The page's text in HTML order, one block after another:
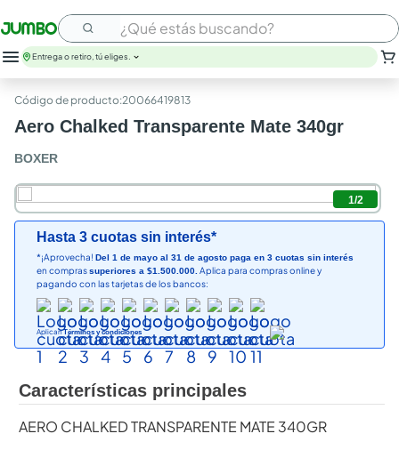
¿Qué estás buscando?
Entrega o retiro, tú eliges.
:20066419813
Aero Chalked Transparente Mate 340gr
BOXER
1/2
Hasta 3 cuotas sin interés*
*¡Aprovecha! Del 1 de mayo al 31 de agosto paga en 3 cuotas sin interés
en comprassuperiores a $1.500.000. Aplica para compras online y
pagando con las tarjetas de los bancos:
AplicanTérminos y condiciones
Características principales
AERO CHALKED TRANSPARENTE MATE 340GR